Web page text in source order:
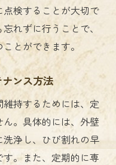
検することが大切で
れずに行うことで、
とができます。
ンス方法
持するためには、定
。具体的には、外壁
浄し、ひび割れの早
。また、定期的に専